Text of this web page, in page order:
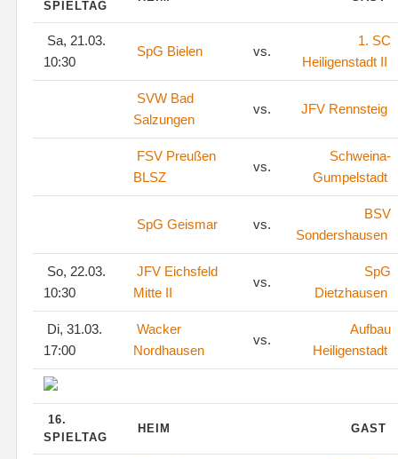
SPIELTAG
Sa, 21.03.
10:30
SpG Bielen vs.
1. SC
Heiligenstadt II
SVW Bad
Salzungen
vs. JFV Rennsteig
FSV Preußen
BLSZ
vs.
Schweina-
Gumpelstadt
SpG Geismar vs.
BSV
Sondershausen
So, 22.03.
10:30
JFV Eichsfeld
Mitte II
vs.
SpG
Dietzhausen
Di, 31.03.
17:00
Wacker
Nordhausen
vs.
Aufbau
Heiligenstadt
16.
SPIELTAG
HEIM GAST